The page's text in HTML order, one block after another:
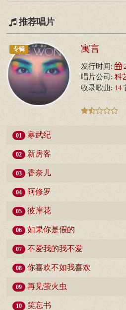
推荐唱片
专辑 寓言
发行时间:
唱片公司: 科
收录歌曲: 14
01 寒武纪
02 新房客
03 香奈儿
04 阿修罗
05 彼岸花
06 如果你是假的
07 不爱我的我不爱
08 你喜欢不如我喜欢
09 再见萤火虫
10 笑忘书